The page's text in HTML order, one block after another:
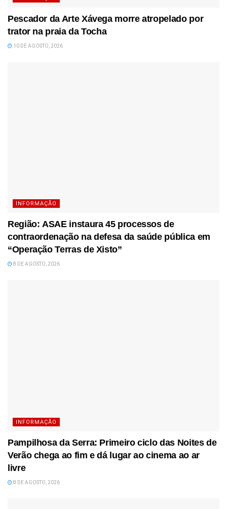
Pescador da Arte Xávega morre atropelado por
trator na praia da Tocha
10 DE AGOSTO, 2026
INFORMAÇÃO
Região: ASAE instaura 45 processos de
contraordenação na defesa da saúde pública em
“Operação Terras de Xisto”
8 DE AGOSTO, 2026
INFORMAÇÃO
Pampilhosa da Serra: Primeiro ciclo das Noites de
Verão chega ao fim e dá lugar ao cinema ao ar
livre
8 DE AGOSTO, 2026